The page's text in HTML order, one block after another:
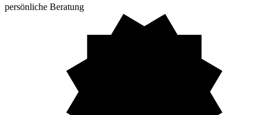
persönliche Beratung